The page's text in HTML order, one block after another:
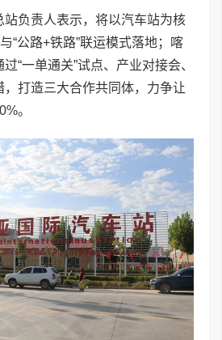
站负责人表示，将以汽车站为核
“公路+铁路”联运模式落地；喀
“一单通关”试点、产业对接会、
，打造三大合作共同体，力争让
。